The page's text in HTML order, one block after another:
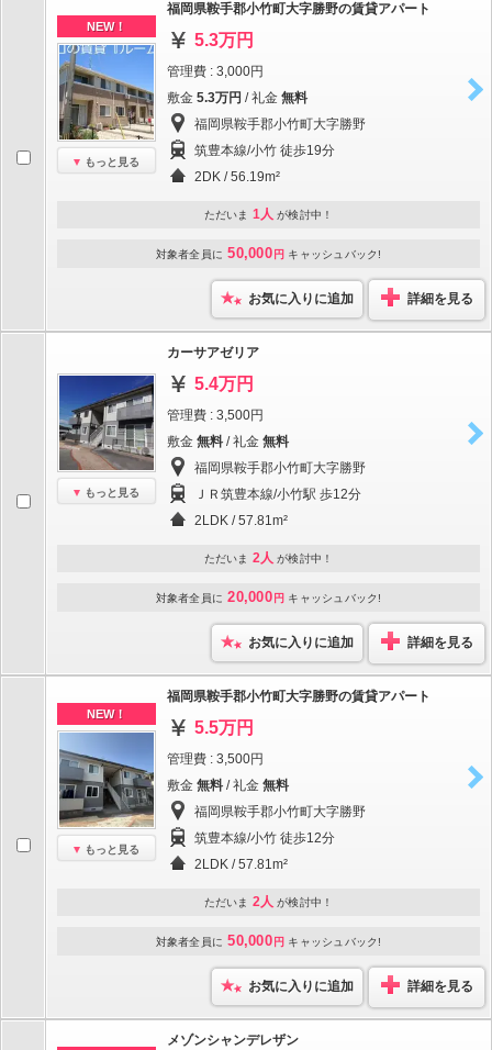
NEW！
もっと見る
福岡県鞍手郡小竹町大字勝野の賃貸アパート
5.3万円
管理費 : 3,000円
敷金 5.3万円 / 礼金 無料
福岡県鞍手郡小竹町大字勝野
筑豊本線/小竹 徒歩19分
2DK / 56.19m²
ただいま 1人 が検討中！
対象者全員に 50,000 円 キャッシュバック!
お気に入りに追加 詳細を見る
もっと見る
カーサアゼリア
5.4万円
管理費 : 3,500円
敷金 無料 / 礼金 無料
福岡県鞍手郡小竹町大字勝野
ＪＲ筑豊本線/小竹駅 歩12分
2LDK / 57.81m²
ただいま 2人 が検討中！
対象者全員に 20,000 円 キャッシュバック!
お気に入りに追加 詳細を見る
NEW！
もっと見る
福岡県鞍手郡小竹町大字勝野の賃貸アパート
5.5万円
管理費 : 3,500円
敷金 無料 / 礼金 無料
福岡県鞍手郡小竹町大字勝野
筑豊本線/小竹 徒歩12分
2LDK / 57.81m²
ただいま 2人 が検討中！
対象者全員に 50,000 円 キャッシュバック!
お気に入りに追加 詳細を見る
メゾンシャンデレザン